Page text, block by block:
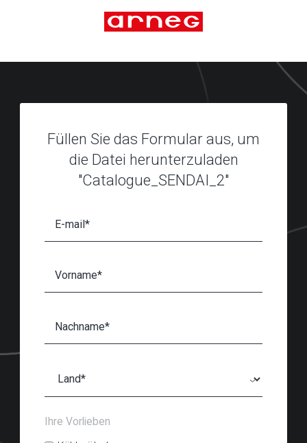
Füllen Sie das Formular aus, um
die Datei herunterzuladen
"Catalogue_SENDAI_2"
Ihre Vorlieben